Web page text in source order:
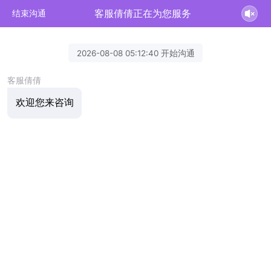
结束沟通 客服倩倩正在为您服务
2026-08-08 05:12:40 开始沟通
客服倩倩
欢迎您来咨询